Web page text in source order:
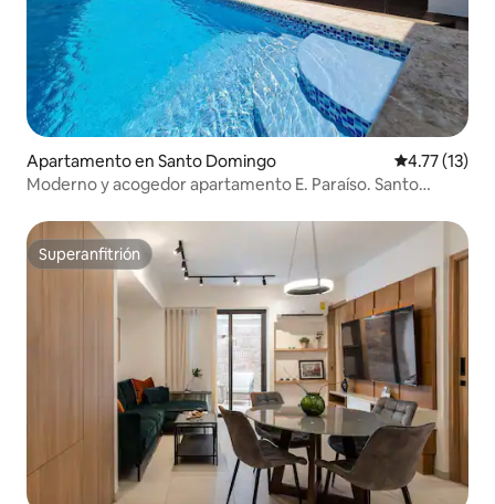
Apartamento en Santo Domingo Calificación
4.77 (13)
Moderno y acogedor apartamento E. Paraíso. Santo
Superanfitrión
Superanfitrión